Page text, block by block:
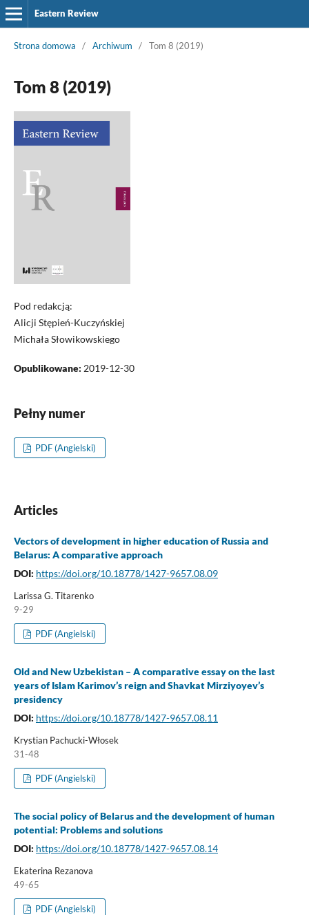
Eastern Review
Strona domowa / Archiwum / Tom 8 (2019)
Tom 8 (2019)
Pod redakcją:
Alicji Stępień-Kuczyńskiej
Michała Słowikowskiego
Opublikowane: 2019-12-30
Pełny numer
PDF (Angielski)
Articles
Vectors of development in higher education of Russia and
Belarus: A comparative approach
DOI: https://doi.org/10.18778/1427-9657.08.09
Larissa G. Titarenko
9-29
PDF (Angielski)
Old and New Uzbekistan – A comparative essay on the last
years of Islam Karimov’s reign and Shavkat Mirziyoyev’s
presidency
DOI: https://doi.org/10.18778/1427-9657.08.11
Krystian Pachucki-Włosek
31-48
PDF (Angielski)
The social policy of Belarus and the development of human
potential: Problems and solutions
DOI: https://doi.org/10.18778/1427-9657.08.14
Ekaterina Rezanova
49-65
PDF (Angielski)